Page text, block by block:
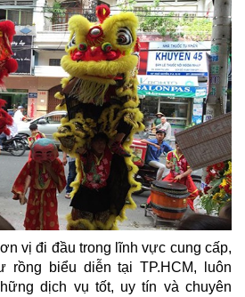
vị đi đầu trong lĩnh vực cung cấp,
rồng biểu diễn tại TP.HCM, luôn
dịch vụ tốt, uy tín và chuyên